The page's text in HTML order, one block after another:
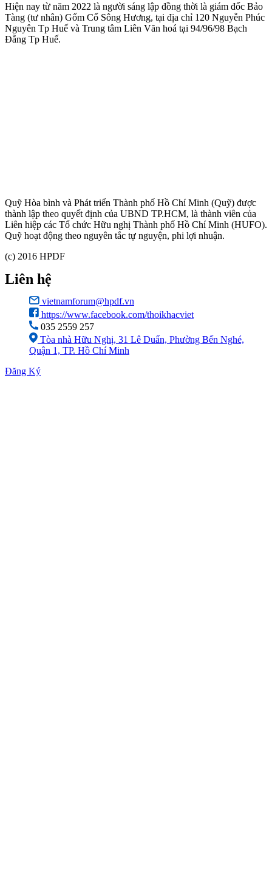
Hiện nay từ năm 2022 là người sáng lập đồng thời là giám đốc Bảo
Tàng (tư nhân) Gốm Cổ Sông Hương, tại địa chỉ 120 Nguyễn Phúc
Nguyên Tp Huế và Trung tâm Liên Văn hoá tại 94/96/98 Bạch
Đằng Tp Huế.
Quỹ Hòa bình và Phát triển Thành phố Hồ Chí Minh (Quỹ) được
thành lập theo quyết định của UBND TP.HCM, là thành viên của
Liên hiệp các Tổ chức Hữu nghị Thành phố Hồ Chí Minh (HUFO).
Quỹ hoạt động theo nguyên tắc tự nguyện, phi lợi nhuận.
(c) 2016 HPDF
Liên hệ
vietnamforum@hpdf.vn
https://www.facebook.com/thoikhacviet
035 2559 257
Tòa nhà Hữu Nghị, 31 Lê Duẩn, Phường Bến Nghé,
Quận 1, TP. Hồ Chí Minh
Đăng Ký